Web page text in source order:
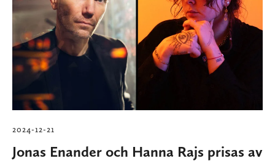
2024-12-21
Jonas Enander och Hanna Rajs prisas av